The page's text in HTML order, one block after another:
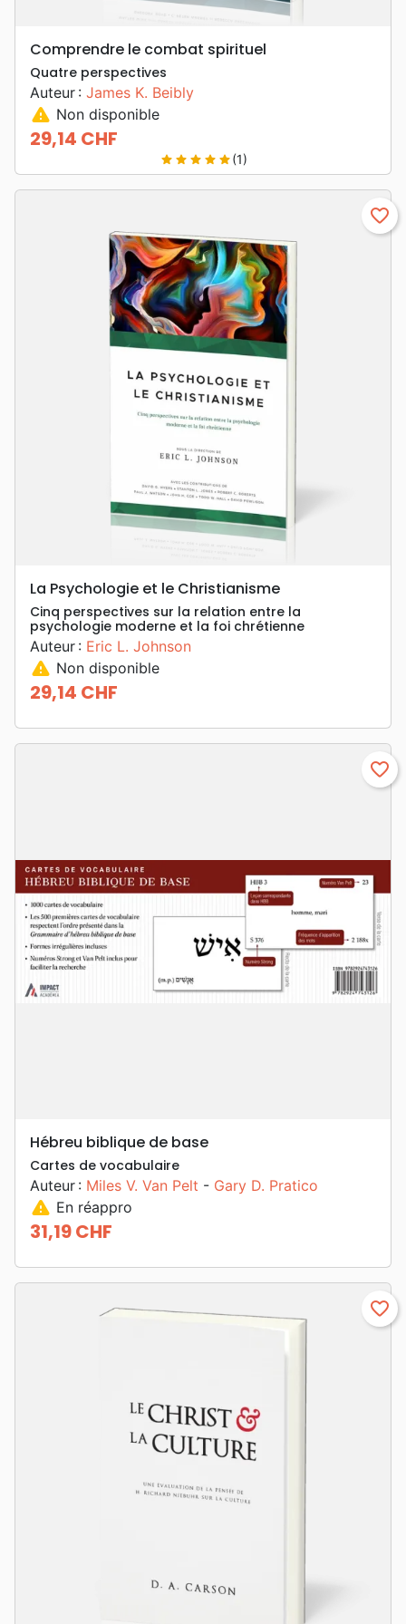
Comprendre le combat spirituel
Quatre perspectives
Auteur : James K. Beibly
warning Non disponible
Prix
29,14 CHF
star star star star star(1)
favorite_border
La Psychologie et le Christianisme
Cinq perspectives sur la relation entre la
psychologie moderne et la foi chrétienne
Auteur : Eric L. Johnson
warning Non disponible
Prix
29,14 CHF
favorite_border
Hébreu biblique de base
Cartes de vocabulaire
Auteur : Miles V. Van Pelt - Gary D. Pratico
warning En réappro
Prix
31,19 CHF
favorite_border